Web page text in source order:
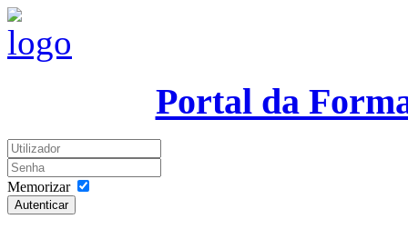
Portal da
Memorizar
Autenticar